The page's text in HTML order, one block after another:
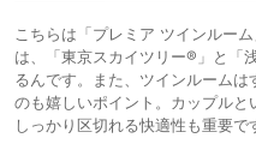
こちらは「プレミア ツインルー
は、「東京スカイツリー®」と「
るんです。また、ツインルーム
のも嬉しいポイント。カップル
しっかり区切れる快適性も重要で